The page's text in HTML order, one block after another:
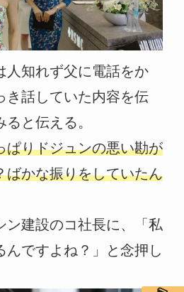
人知れず父に電話をか
き話していた内容を伝
と伝える。
ぱりドジュンの悪い勘が
ばかな振りをしていたん
ン建設のコ社長に、「私
んですよね？」と念押し